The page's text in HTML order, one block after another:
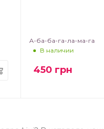
А-ба-ба-га-ла-ма-га
В наличии
450 грн